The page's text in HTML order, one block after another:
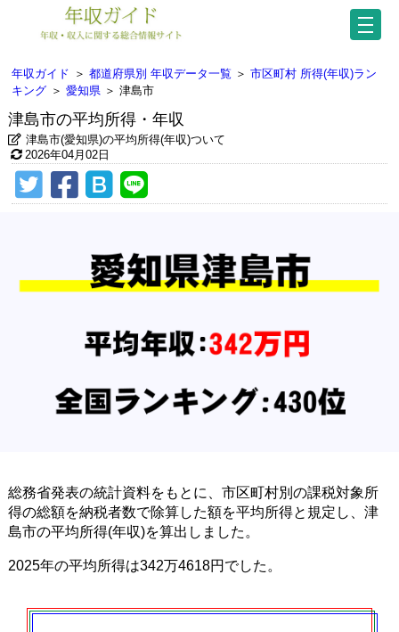
年収ガイド ＞ 都道府県別 年収データ一覧 ＞ 市区町村 所得(年収)ラン
キング ＞ 愛知県 ＞ 津島市
津島市の平均所得・年収
津島市(愛知県)の平均所得(年収)ついて
2026年04月02日
総務省発表の統計資料をもとに、市区町村別の課税対象所
得の総額を納税者数で除算した額を平均所得と規定し、津
島市の平均所得(年収)を算出しました。
2025年の平均所得は342万4618円でした。